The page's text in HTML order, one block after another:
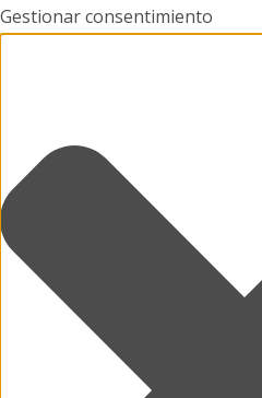
Gestionar consentimiento